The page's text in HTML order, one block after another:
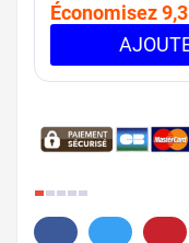
Économisez